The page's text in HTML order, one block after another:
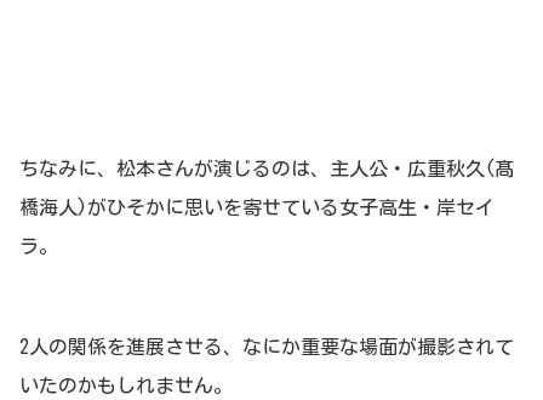
ちなみに、松本さんが演じるのは、主人公・広重秋久(髙
橋海人)がひそかに思いを寄せている女子高生・岸セイ
ラ。
2人の関係を進展させる、なにか重要な場面が撮影されて
いたのかもしれません。